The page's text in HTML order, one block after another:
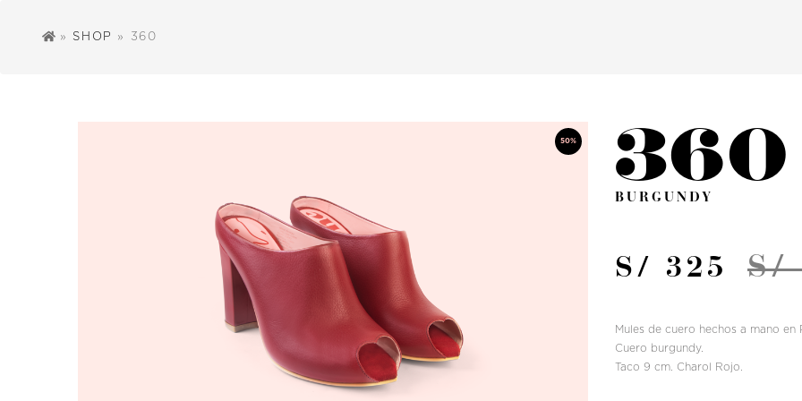
» SHOP » 360
50% 360
BURGUNDY
S/ 325 S/
Mules de cuero hechos a mano en
Cuero burgundy.
Taco 9 cm. Charol Rojo.